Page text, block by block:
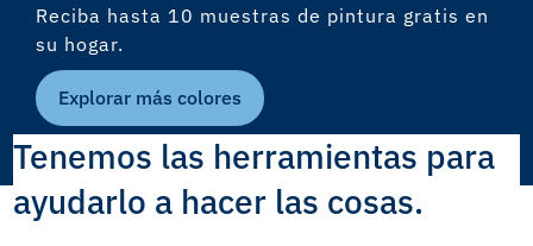
Reciba hasta 10 muestras de pintura gratis en
su hogar.
Explorar más colores
Tenemos las herramientas para
ayudarlo a hacer las cosas.